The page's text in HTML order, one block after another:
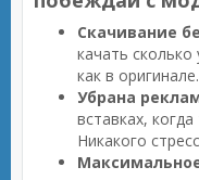
Скачивание
качать
как в
Убрана
вставках,
Никакого